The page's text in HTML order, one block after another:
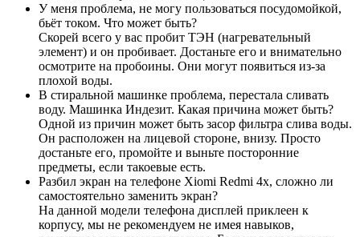
У меня проблема, не могу пользоваться посудомойкой,
бьёт током. Что может быть?
Скорей всего у вас пробит ТЭН (нагревательный
элемент) и он пробивает. Достаньте его и внимательно
осмотрите на пробоины. Они могут появиться из-за
плохой воды.
В стиральной машинке проблема, перестала сливать
воду. Машинка Индезит. Какая причина может быть?
Одной из причин может быть засор фильтра слива воды.
Он расположен на лицевой стороне, внизу. Просто
достаньте его, промойте и выньте посторонние
предметы, если такоевые есть.
Разбил экран на телефоне Xiomi Redmi 4x, сложно ли
самостоятельно заменить экран?
На данной модели телефона дисплей приклеен к
корпусу, мы не рекомендуем не имея навыков,